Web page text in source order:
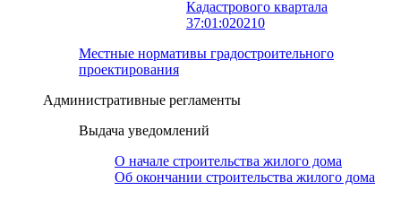
Кадастрового квартала
37:01:020210
Местные нормативы градостроительного
проектирования
Административные регламенты
Выдача уведомлений
О начале строительства жилого дома
Об окончании строительства жилого дома